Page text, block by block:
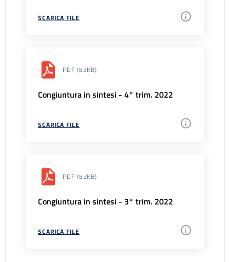
SCARICA FILE
PDF (82KB)
Congiuntura in sintesi - 4° trim. 2022
SCARICA FILE
PDF (82KB)
Congiuntura in sintesi - 3° trim. 2022
SCARICA FILE